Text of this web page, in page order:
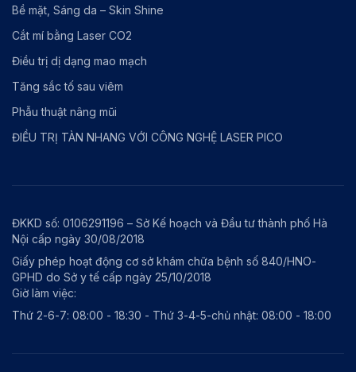
Bề mặt, Sáng da – Skin Shine
Cắt mí bằng Laser CO2
Điều trị dị dạng mao mạch
Tăng sắc tố sau viêm
Phẫu thuật nâng mũi
ĐIỀU TRỊ TÀN NHANG VỚI CÔNG NGHỆ LASER PICO
ĐKKD số: 0106291196 – Sở Kế hoạch và Đầu tư thành phố Hà
Nội cấp ngày 30/08/2018
Giấy phép hoạt động cơ sở khám chữa bệnh số 840/HNO-
GPHD do Sở y tế cấp ngày 25/10/2018
Giờ làm việc:
Thứ 2-6-7: 08:00 - 18:30 - Thứ 3-4-5-chủ nhật: 08:00 - 18:00